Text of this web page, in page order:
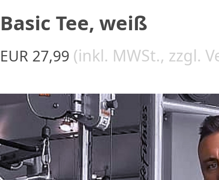
Basic Tee, weiß
EUR 27,99 (inkl. MWSt., zzgl.